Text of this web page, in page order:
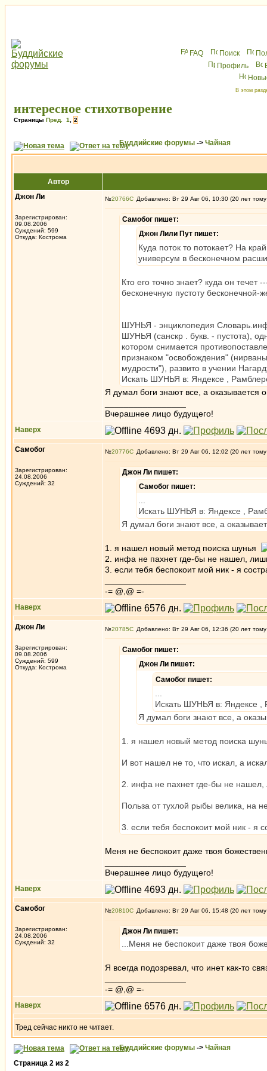
FAQ Поиск
Профиль
В этом
интересное стихотворение
Страницы Пред. 1 2
Буддийские форумы -> Чайная
Автор
Джон Ли
Зарегистрирован:
09.08.2006
Суждений: 599
Откуда: Кострома
№20766 Добавлено: Вт 29 Авг 06, 10:30 (20 лет
Самобог пишет:
Джон Лили Пут пишет:
Куда поток то потокает? На
универсум в бесконечном
Кто его точно знает? куда он
бесконечную пустоту
ШУНЬЯ - энциклопедия
ШУНЬЯ (санскр . букв. - пустота),
котором снимается
признаком "освобождения"
мудрости"), развито в учении
Искать ШУНЬЯ в: Яндексе ,
Я думал боги знают все, а оказывается
Вчерашнее лицо будущего!
Наверх
Самобог
Зарегистрирован:
24.08.2006
Суждений: 32
№20776 Добавлено: Вт 29 Авг 06, 12:02 (20 лет
Джон Ли пишет:
Самобог пишет:
Искать ШУНЬЯ в: Яндексе ,
Я думал боги знают все, а
1. я нашел новый метод поиска шунья
2. инфа не пахнет где-бы не нашел,
3. если тебя беспокоит мой ник - я
-= @,@ =-
Наверх
Джон Ли
Зарегистрирован:
09.08.2006
Суждений: 599
Откуда: Кострома
№20785 Добавлено: Вт 29 Авг 06, 12:36 (20 лет
Самобог пишет:
Джон Ли пишет:
Самобог пишет:
Искать ШУНЬЯ в: Яндексе ,
Я думал боги знают все, а
1. я нашел новый метод поиска
И вот нашел не то, что искал, а
2. инфа не пахнет где-бы не
Польза от тухлой рыбы велика, на
3. если тебя беспокоит мой ник - я
Меня не беспокоит даже твоя
Вчерашнее лицо будущего!
Наверх
Самобог
Зарегистрирован:
24.08.2006
Суждений: 32
№20810 Добавлено: Вт 29 Авг 06, 15:48 (20 лет
Джон Ли пишет:
...Меня не беспокоит даже твоя
Я всегда подозревал, что инет как-то
-= @,@ =-
Наверх
Тред сейчас никто не читает.
Буддийские форумы -> Чайная
Страница 2 из 2